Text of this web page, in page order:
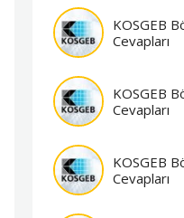
KOSGEB
Cevapları
KOSGEB
Cevapları
KOSGEB
Cevapları